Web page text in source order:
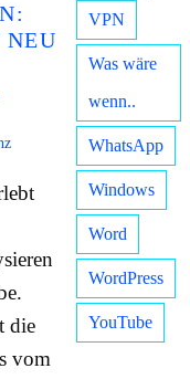
NEU
die
vom
VPN
Was wäre
wenn..
WhatsApp
Windows
Word
WordPress
YouTube